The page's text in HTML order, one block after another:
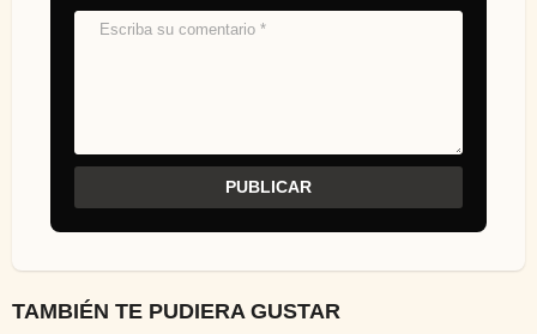
TAMBIÉN TE PUDIERA GUSTAR